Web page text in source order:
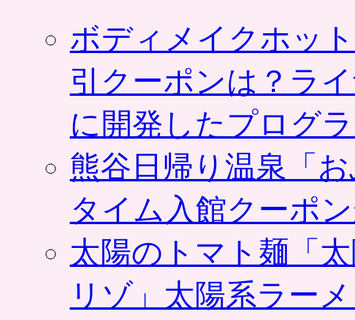
ボディメイクホッ
引クーポンは？ラ
に開発したプログ
熊谷日帰り温泉「
タイム入館クーポ
太陽のトマト麺「
リゾ」太陽系ラー